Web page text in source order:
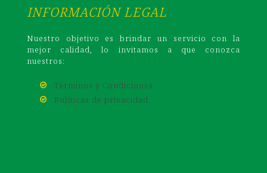
INFORMACIÓN LEGAL
Nuestro objetivo es brindar un servicio con la
mejor calidad, lo invitamos a que conozca
nuestros:
Términos y Condiciones
Políticas de privacidad